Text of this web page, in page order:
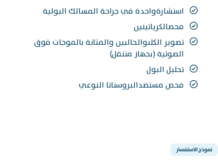
استشارةواحدة في جراحة المسالك البولية
فحصالكرياتينين
تصوير الكلىوالحالبين والمثانة بالموجات فوق
الصوتية (بجهاز متنقل)
تحليل البول
فحص مستضدالبروستاتا النوعي
نموذج الاستفسار